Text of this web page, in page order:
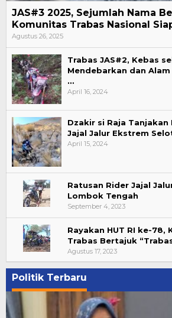
JAS#3 2025, Sejumlah Nama
Komunitas Trabas Nasional
Agustus 26, 2025
Trabas JAS#2, Kebas
Mendebarkan dan
…
April 16, 2024
Dzakir si Raja Tanjakan
Jajal Jalur Ekstrem
April 15, 2024
Ratusan Rider Jajal
Lombok Tengah
September 4, 2023
Rayakan HUT RI ke-78,
Trabas Bertajuk
Agustus 17, 2023
Politik Terbaru